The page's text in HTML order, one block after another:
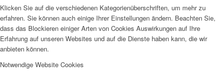
Klicken Sie auf die verschiedenen Kategorienüberschriften, um mehr zu
erfahren. Sie können auch einige Ihrer Einstellungen ändern. Beachten Sie,
dass das Blockieren einiger Arten von Cookies Auswirkungen auf Ihre
Erfahrung auf unseren Websites und auf die Dienste haben kann, die wir
anbieten können.
Notwendige Website Cookies